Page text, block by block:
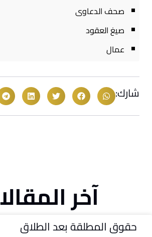
صحف الدعاوى
صيغ العقود
عمال
شارك:
آخر
حقوق المطلقة بعد الطلاق